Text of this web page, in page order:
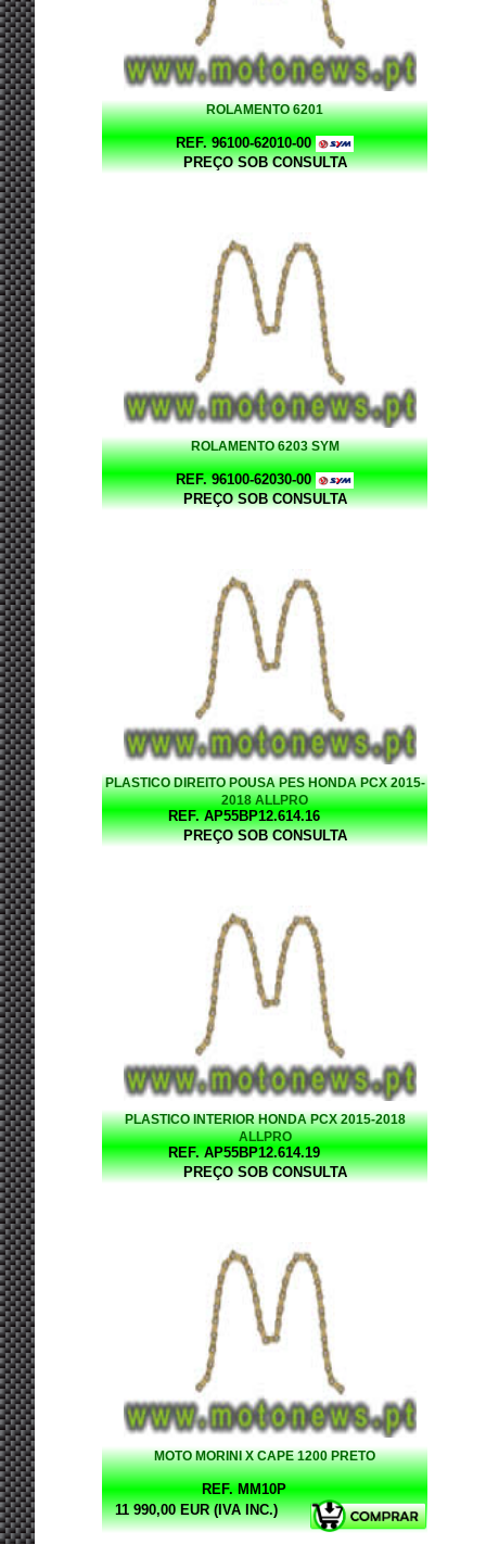
ROLAMENTO 6201
REF. 96100-62010-00
PREÇO SOB CONSULTA
ROLAMENTO 6203 SYM
REF. 96100-62030-00
PREÇO SOB CONSULTA
PLASTICO DIREITO POUSA PES HONDA PCX 2015-
2018 ALLPRO
REF. AP55BP12.614.16
PREÇO SOB CONSULTA
PLASTICO INTERIOR HONDA PCX 2015-2018
ALLPRO
REF. AP55BP12.614.19
PREÇO SOB CONSULTA
MOTO MORINI X CAPE 1200 PRETO
REF. MM10P
11 990,00 EUR (IVA INC.)